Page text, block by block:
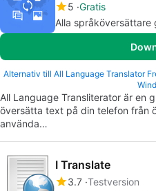
5 Gratis
Alla
Alternativ till All Language Translator
All Language Transliterator är en
översätta text på din telefon från
använda…
I Translate
3.7 Testversion